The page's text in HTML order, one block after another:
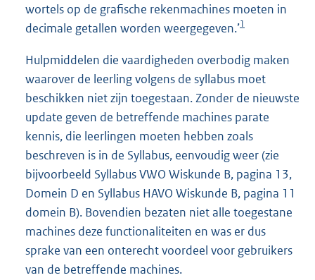
wortels op de grafische rekenmachines moeten in
decimale getallen worden weergegeven.’1
Hulpmiddelen die vaardigheden overbodig maken
waarover de leerling volgens de syllabus moet
beschikken niet zijn toegestaan. Zonder de nieuwste
update geven de betreffende machines parate
kennis, die leerlingen moeten hebben zoals
beschreven is in de Syllabus, eenvoudig weer (zie
bijvoorbeeld Syllabus VWO Wiskunde B, pagina 13,
Domein D en Syllabus HAVO Wiskunde B, pagina 11
domein B). Bovendien bezaten niet alle toegestane
machines deze functionaliteiten en was er dus
sprake van een onterecht voordeel voor gebruikers
van de betreffende machines.